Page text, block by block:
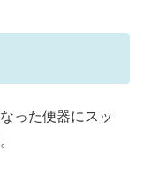
った便器にスッ